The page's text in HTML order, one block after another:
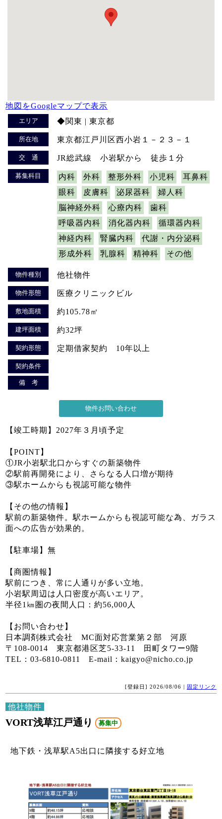
地図をGoogleマップで表示
エリア ◆関東 | 東京都
所在地 東京都江戸川区西小岩１－２３－１
交 通 JR総武線 小岩駅から 徒歩１分
募集科目 内科 外科 整形外科 小児科
耳鼻科
眼科
皮膚科 泌尿器科
婦人科
脳神経外科
心療内科
歯科
呼吸器内科
消化器内科
循環器内科
神経内科
腎臓内科
代謝・内分泌科
形成外科
乳腺科 精神科 その他
物件種別 他社物件
物件形態 医療クリニックビル
敷地面積 約105.78㎡
建坪面積 約32坪
契約形態 定期借家契約 10年以上
契約条件
備 考
【竣工時期】2027年３月頃予定
【POINT】
①JR小岩駅北口からすぐの新築物件
②駅前再開発により、さらなる人口増が期待
③駅ホームからも視認可能な物件
【その他の情報】
駅前の新築物件。駅ホームからも視認可能な為、ガラス
面への広告が効果的。
【駐車場】無
【商圏情報】
駅前につき、常に人通りが多い立地。
小岩駅周辺は人口密度が高いエリア。
半径1㎞圏の夜間人口：約56,000人
【お問い合わせ】
日本調剤株式会社 MC面対応営業第２部 河原
〒108-0014 東京都港区芝5-33-11 田町タワー9階
TEL：03-6810-0811 E-mail：kaigyo@nicho.co.jp
[登録日] 2026/08/06 | 固定リンク
他社物件
VORT浅草江戸通り 募集中
地下鉄・浅草駅A5出口に隣接する好立地